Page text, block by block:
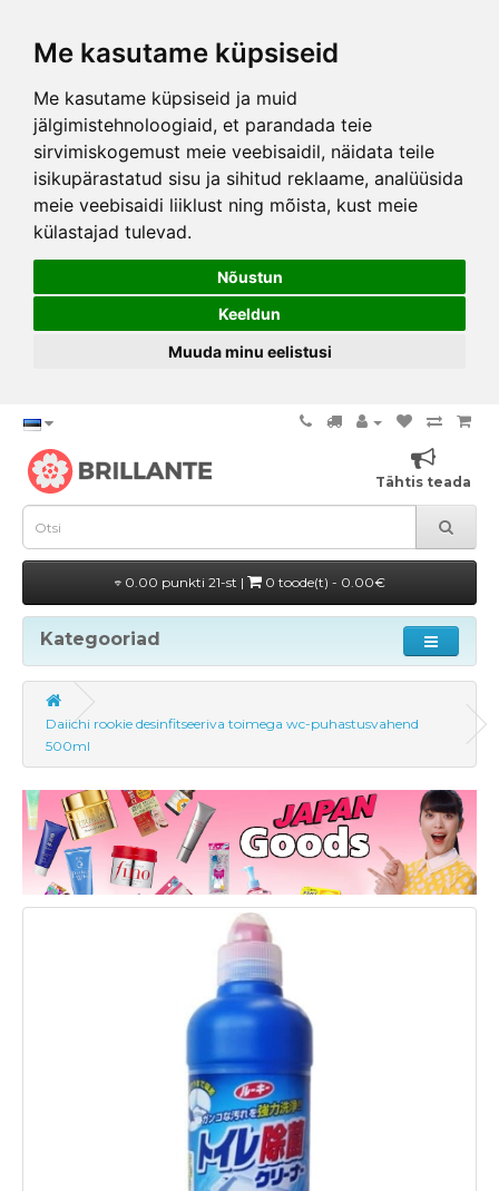
Me kasutame küpsiseid
Me kasutame küpsiseid ja muid
jälgimistehnoloogiaid, et parandada teie
sirvimiskogemust meie veebisaidil, näidata teile
isikupärastatud sisu ja sihitud reklaame, analüüsida
meie veebisaidi liiklust ning mõista, kust meie
külastajad tulevad.
Nõustun
Keeldun
Muuda minu eelistusi
Tähtis teada
0.00 punkti 21-st | 0 toode(t) - 0.00€
Kategooriad
Daiichi rookie desinfitseeriva toimega wc-puhastusvahend
500ml